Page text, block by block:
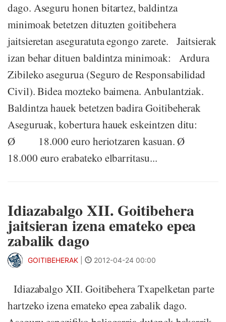
dago. Aseguru honen bitartez, baldintza
minimoak betetzen dituzten goitibehera
jaitsieretan aseguratuta egongo zarete. Jaitsierak
izan behar dituen baldintza minimoak: Ardura
Zibileko asegurua (Seguro de Responsabilidad
Civil). Bidea mozteko baimena. Anbulantziak.
Baldintza hauek betetzen badira Goitibeherak
Aseguruak, kobertura hauek eskeintzen ditu:
Ø 18.000 euro heriotzaren kasuan. Ø
18.000 euro erabateko elbarritasu...
Idiazabalgo XII. Goitibehera
jaitsieran izena emateko epea
zabalik dago
GOITIBEHERAK 2012-04-24 00:00
Idiazabalgo XII. Goitibehera Txapelketan parte
hartzeko izena emateko epea zabalik dago.